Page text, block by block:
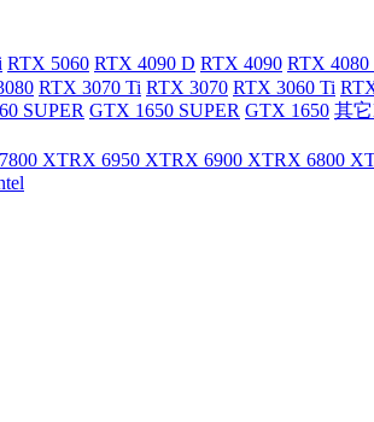
RTX 5060 RTX 4090 D RTX 4090 RTX 4080
RTX 3070 Ti RTX 3070 RTX 3060 Ti
SUPER GTX 1650 SUPER GTX 1650 其
XTRX 6950 XTRX 6900 XTRX 6800